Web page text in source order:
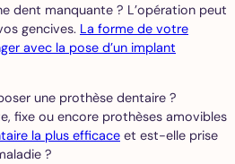
dent manquante ? L’opération peut
gencives. La forme de votre
avec la pose d’un implant
une prothèse dentaire ?
fixe ou encore prothèses amovibles
la plus efficace et est-elle prise
?